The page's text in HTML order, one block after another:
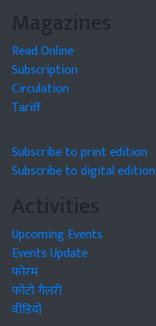
Magazines
Read Online
Subscription
Circulation
Tariff
Subscribe to print edition
Subscribe to digital edition
Activities
Upcoming Events
Events Update
फोरम
फोटो गैलरी
वीडियो